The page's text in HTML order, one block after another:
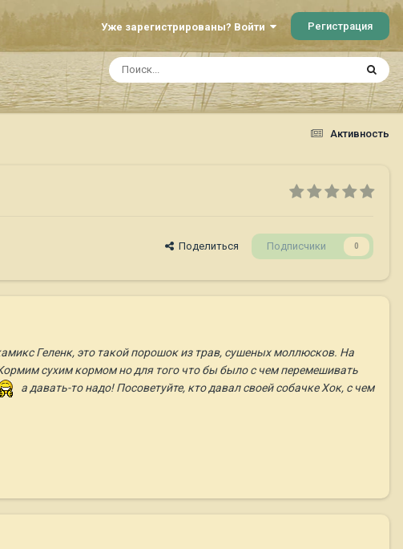
Уже зарегистрированы? Войти Регистрация
Активность
Поделиться Подписчики 0
Геленк, это такой порошок из трав, сушеных моллюсков. На
сухим кормом но для того что бы было с чем перемешивать
а давать-то надо! Посоветуйте, кто давал своей собачке Хок, с чем